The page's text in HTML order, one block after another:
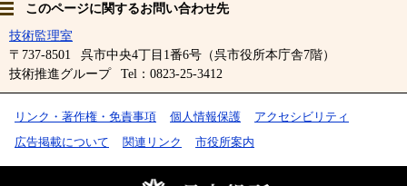
このページに関するお問い合わせ先
技術監理室
〒737-8501
呉市中央4丁目1番6号（呉市役所本庁舎7階）
技術推進グループ
Tel：0823-25-3412
リンク・著作権・免責事項 個人情報保護
アクセシビリティ
広告掲載について
関連リンク 市役所案内